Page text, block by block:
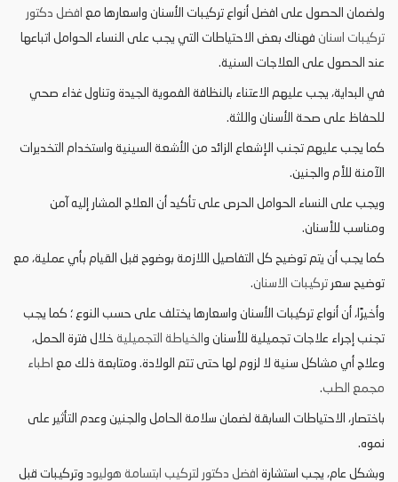
ولضمان الحصول على افضل أنواع تركيبات الأسنان واسعارها مع افضل دكتور
تركيبات اسنان فهناك بعض الاحتياطات التي يجب على النساء الحوامل اتباعها
عند الحصول على العلاجات السنية.
في البداية، يجب عليهم الاعتناء بالنظافة الفموية الجيدة وتناول غذاء صحي
للحفاظ على صحة الأسنان واللثة.
كما يجب عليهم تجنب الإشعاع الزائد من الأشعة السينية واستخدام التخديرات
الآمنة للأم والجنين.
ويجب على النساء الحوامل الحرص على تأكيد أن العلاج المشار إليه آمن
ومناسب للأسنان.
كما يجب أن يتم توضيح كل التفاصيل اللازمة بوضوح قبل القيام بأي عملية، مع
توضيح سعر تركيبات الاسنان.
وأخيرًا، أن أنواع تركيبات الأسنان واسعارها يختلف على حسب النوع ؛ كما يجب
تجنب إجراء علاجات تجميلية للأسنان و الخياطة التجميلية خلال فترة الحمل،
وعلاج أي مشاكل سنية لا لزوم لها حتى تتم الولادة. ومتابعة ذلك مع اطباء
مجمع الطب.
باختصار، الاحتياطات السابقة لضمان سلامة الحامل والجنين وعدم التأثير على
نموه.
وبشكل عام، يجب استشارة افضل دكتور لتركيب ابتسامة هوليود وتركيبات قبل